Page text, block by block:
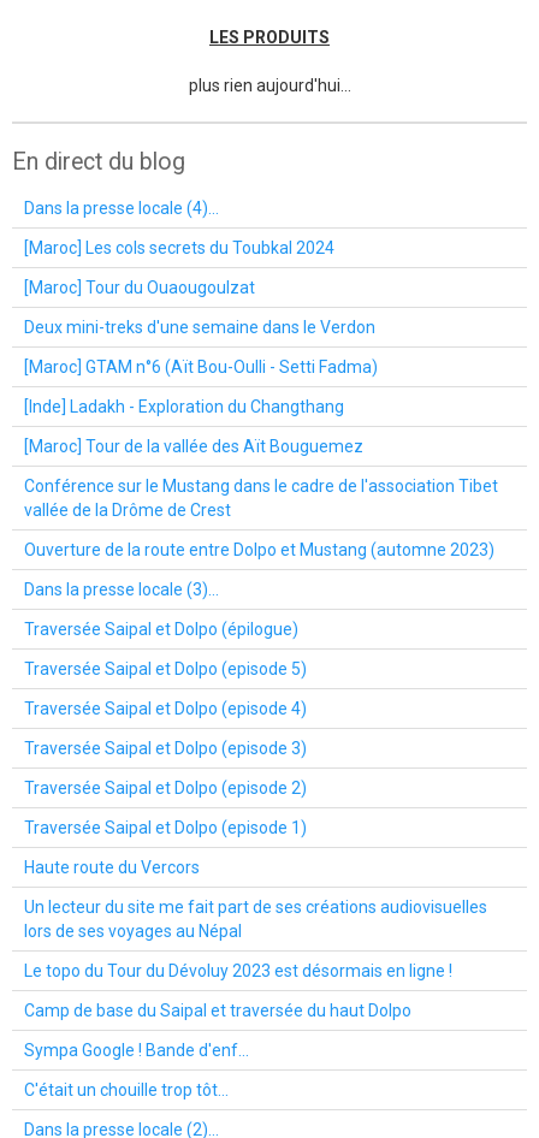
LES PRODUITS
plus rien aujourd'hui...
En direct du blog
Dans la presse locale (4)...
[Maroc] Les cols secrets du Toubkal 2024
[Maroc] Tour du Ouaougoulzat
Deux mini-treks d'une semaine dans le Verdon
[Maroc] GTAM n°6 (Aït Bou-Oulli - Setti Fadma)
[Inde] Ladakh - Exploration du Changthang
[Maroc] Tour de la vallée des Aït Bouguemez
Conférence sur le Mustang dans le cadre de l'association Tibet
vallée de la Drôme de Crest
Ouverture de la route entre Dolpo et Mustang (automne 2023)
Dans la presse locale (3)...
Traversée Saipal et Dolpo (épilogue)
Traversée Saipal et Dolpo (episode 5)
Traversée Saipal et Dolpo (episode 4)
Traversée Saipal et Dolpo (episode 3)
Traversée Saipal et Dolpo (episode 2)
Traversée Saipal et Dolpo (episode 1)
Haute route du Vercors
Un lecteur du site me fait part de ses créations audiovisuelles
lors de ses voyages au Népal
Le topo du Tour du Dévoluy 2023 est désormais en ligne !
Camp de base du Saipal et traversée du haut Dolpo
Sympa Google ! Bande d'enf...
C'était un chouille trop tôt...
Dans la presse locale (2)...